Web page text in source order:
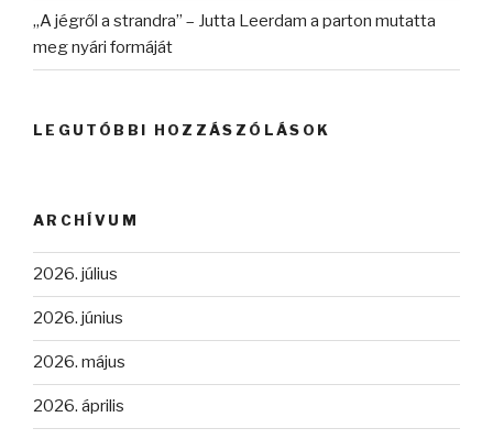
„A jégről a strandra” – Jutta Leerdam a parton mutatta
meg nyári formáját
LEGUTÓBBI HOZZÁSZÓLÁSOK
ARCHÍVUM
2026. július
2026. június
2026. május
2026. április